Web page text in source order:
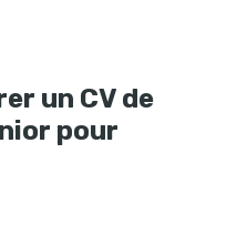
un CV de
pour